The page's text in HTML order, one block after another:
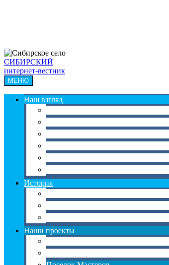
СИБИРСКИЙ
интернет-вестник
МЕНЮ
Наш взгляд
История
Наши проекты